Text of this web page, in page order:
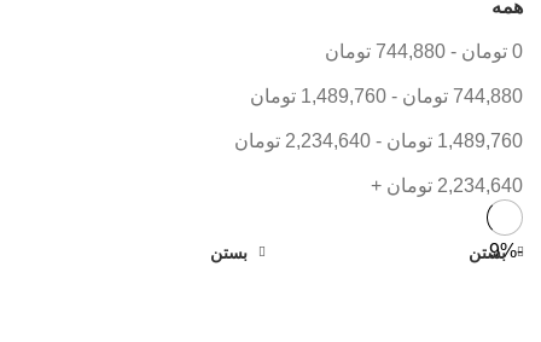
همه
0 تومان -
744,880 تومان
744,880 تومان -
1,489,760 تومان
1,489,760 تومان -
2,234,640 تومان
2,234,640 تومان +
-9% بستن بستن